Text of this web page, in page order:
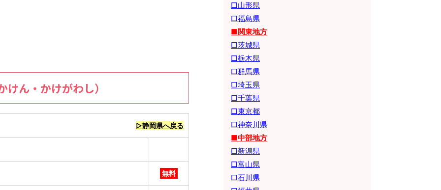
ん・かけがわし）
▷静岡県へ戻る
無料
□山形県
□福島県
■関東地方
□茨城県
□栃木県
□群馬県
□埼玉県
□千葉県
□東京都
□神奈川県
■中部地方
□新潟県
□富山県
□石川県